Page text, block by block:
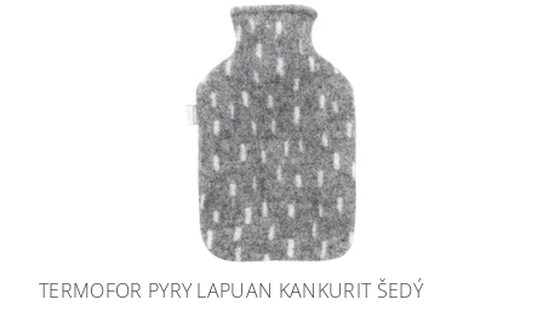
TERMOFOR PYRY LAPUAN KANKURIT ŠEDÝ